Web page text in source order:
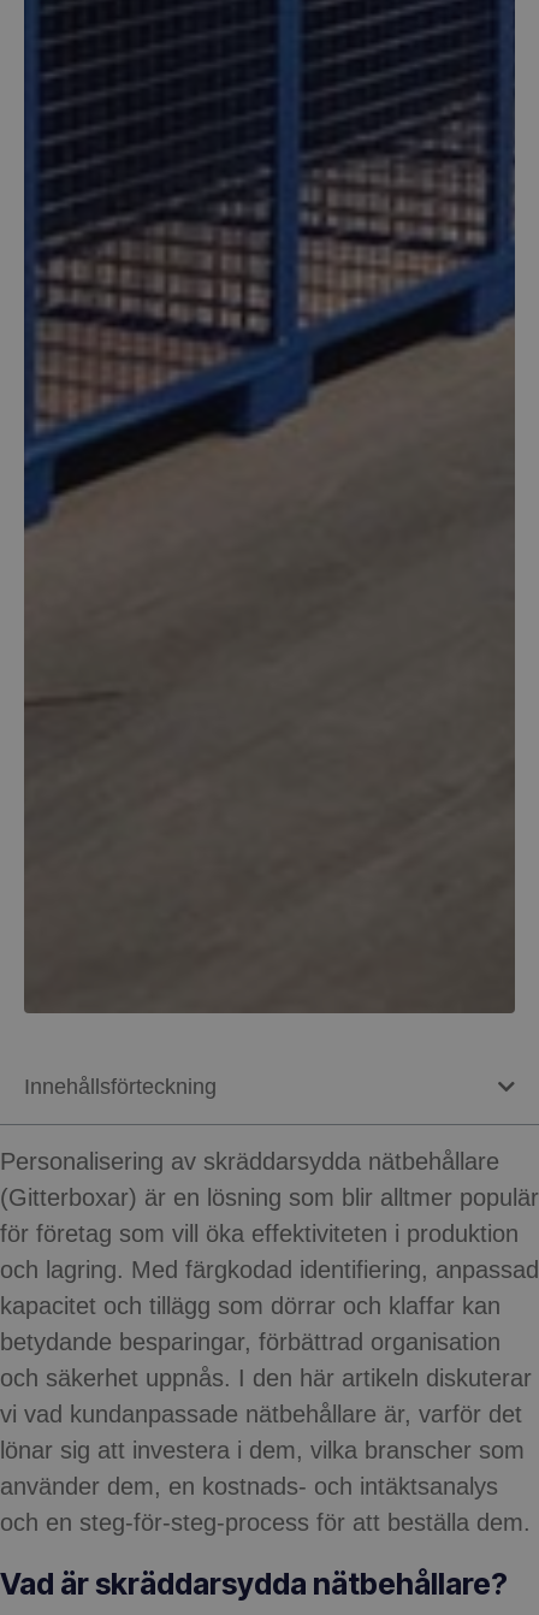
Innehållsförteckning
Personalisering av skräddarsydda nätbehållare
(Gitterboxar) är en lösning som blir alltmer populär
för företag som vill öka effektiviteten i produktion
och lagring. Med färgkodad identifiering, anpassad
kapacitet och tillägg som dörrar och klaffar kan
betydande besparingar, förbättrad organisation
och säkerhet uppnås. I den här artikeln diskuterar
vi vad kundanpassade nätbehållare är, varför det
lönar sig att investera i dem, vilka branscher som
använder dem, en kostnads- och intäktsanalys
och en steg-för-steg-process för att beställa dem.
Vad är skräddarsydda nätbehållare?